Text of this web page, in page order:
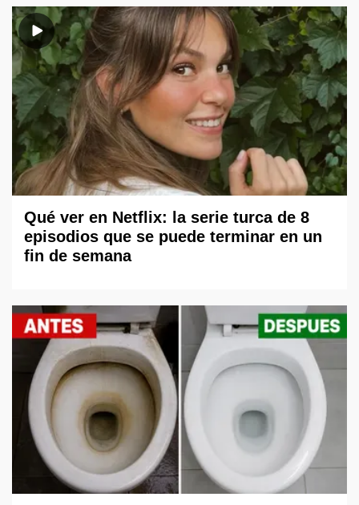
Qué ver en Netflix: la serie turca de 8
episodios que se puede terminar en un
fin de semana